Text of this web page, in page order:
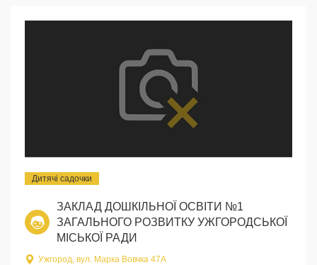
Дитячі садочки
ЗАКЛАД ДОШКІЛЬНОЇ ОСВІТИ №1
ЗАГАЛЬНОГО РОЗВИТКУ УЖГОРОДСЬКОЇ
МІСЬКОЇ РАДИ
Ужгород, вул. Марка Вовчка 47А